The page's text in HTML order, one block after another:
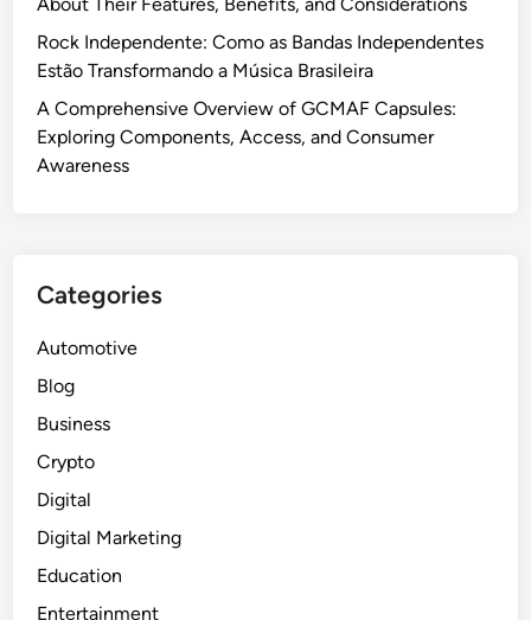
About Their Features, Benefits, and Considerations
Rock Independente: Como as Bandas Independentes
Estão Transformando a Música Brasileira
A Comprehensive Overview of GCMAF Capsules:
Exploring Components, Access, and Consumer
Awareness
Categories
Automotive
Blog
Business
Crypto
Digital
Digital Marketing
Education
Entertainment